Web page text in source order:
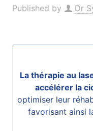
Published by Dr
La thérapie au
accélérer la
optimiser leur
favorisant ainsi